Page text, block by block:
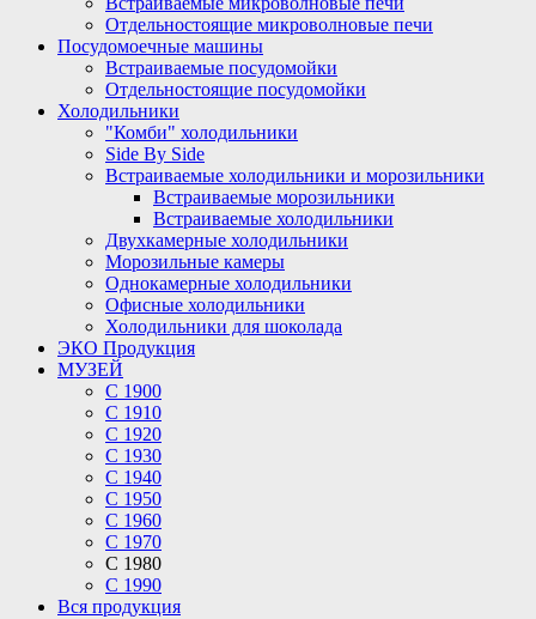
Отдельностоящие микроволновые печи
Посудомоечные машины
Встраиваемые посудомойки
Отдельностоящие посудомойки
Холодильники
"Комби" холодильники
Side By Side
Встраиваемые холодильники и морозильники
Встраиваемые морозильники
Встраиваемые холодильники
Двухкамерные холодильники
Морозильные камеры
Однокамерные холодильники
Офисные холодильники
Холодильники для шоколада
ЭКО Продукция
МУЗЕЙ
С 1900
С 1910
C 1920
С 1930
С 1940
С 1950
С 1960
С 1970
С 1980
С 1990
Вся продукция